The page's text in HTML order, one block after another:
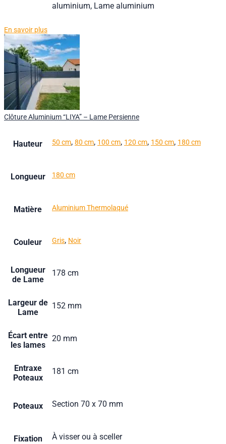
aluminium, Lame aluminium
En savoir plus
Clôture Aluminium “LIYA” – Lame Persienne
Hauteur 50 cm, 80 cm, 100 cm, 120 cm, 150 cm, 180 cm
Longueur 180 cm
Matière Aluminium Thermolaqué
Couleur Gris, Noir
Longueur
de Lame
178 cm
Largeur de
Lame
152 mm
Écart entre
les lames
20 mm
Entraxe
Poteaux
181 cm
Poteaux Section 70 x 70 mm
Fixation À visser ou à sceller